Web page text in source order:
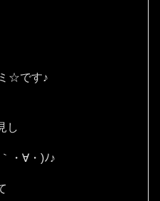
☆です♪
し
・∀・)ﾉ♪